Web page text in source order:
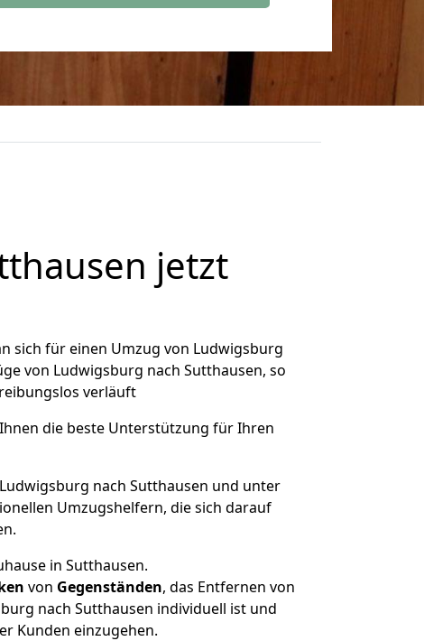
jetzt
sich für einen Umzug von Ludwigsburg
von Ludwigsburg nach Sutthausen, so
verläuft
die beste Unterstützung für Ihren
nach Sutthausen und unter
Umzugshelfern, die sich darauf
in Sutthausen.
von Gegenständen, das Entfernen von
nach Sutthausen individuell ist und
Kunden einzugehen.